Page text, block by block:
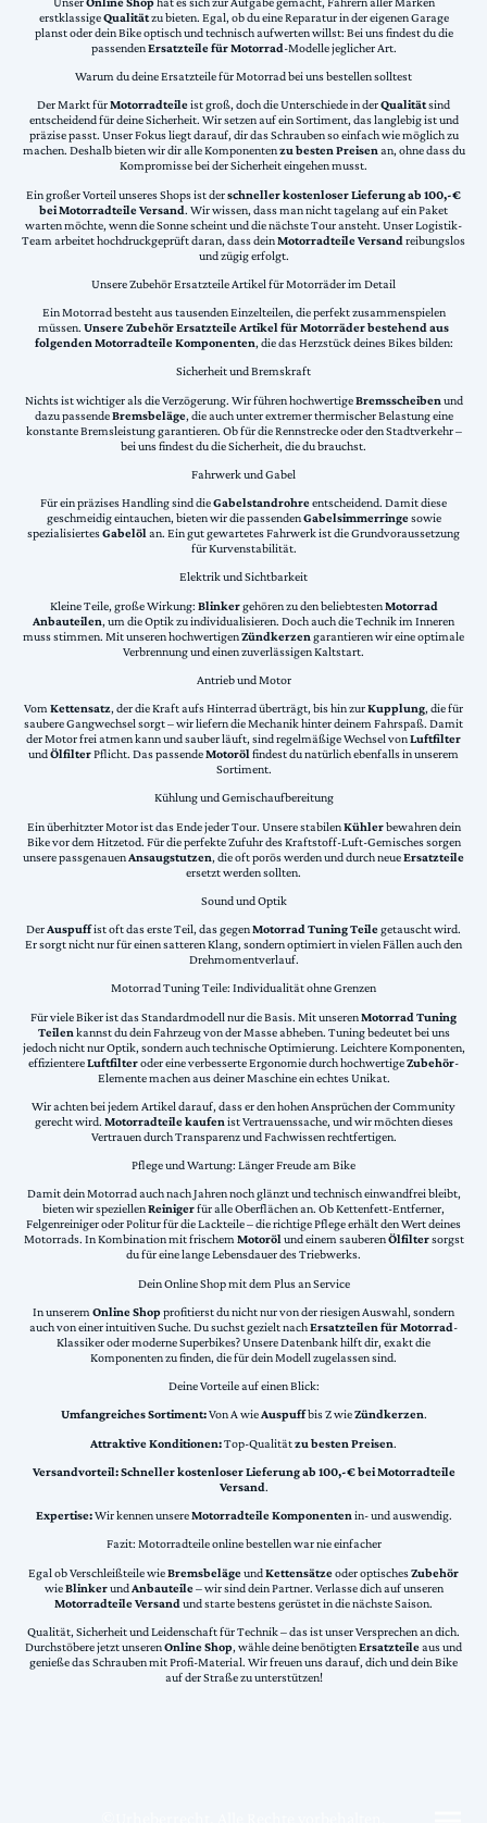
erstklassigeQualitätzu bieten. Egal, ob du eine Reparatur in der eigenen Garage
planst oder dein Bike optisch und technisch aufwerten willst: Bei uns findest du die
passendenErsatzteile für Motorrad-Modelle jeglicher Art.
Warum du deine Ersatzteile für Motorrad bei uns bestellen solltest
Der Markt fürMotorradteileist groß, doch die Unterschiede in derQualitätsind
entscheidend für deine Sicherheit. Wir setzen auf ein Sortiment, das langlebig ist und
präzise passt. Unser Fokus liegt darauf, dir das Schrauben so einfach wie möglich zu
machen. Deshalb bieten wir dir alle Komponentenzu besten Preisenan, ohne dass du
Kompromisse bei der Sicherheit eingehen musst.
Ein großer Vorteil unseres Shops ist derschneller kostenloser Lieferung ab 100,-€
bei Motorradteile Versand. Wir wissen, dass man nicht tagelang auf ein Paket
warten möchte, wenn die Sonne scheint und die nächste Tour ansteht. Unser Logistik-
Team arbeitet hochdruckgeprüft daran, dass deinMotorradteile Versand reibungslos
und zügig erfolgt.
Unsere Zubehör Ersatzteile Artikel für Motorräder im Detail
Ein Motorrad besteht aus tausenden Einzelteilen, die perfekt zusammenspielen
müssen. Unsere Zubehör Ersatzteile Artikel für Motorräder bestehend aus
folgenden Motorradteile Komponenten, die das Herzstück deines Bikes bilden:
Sicherheit und Bremskraft
Nichts ist wichtiger als die Verzögerung. Wir führen hochwertigeBremsscheiben und
dazu passendeBremsbeläge, die auch unter extremer thermischer Belastung eine
konstante Bremsleistung garantieren. Ob für die Rennstrecke oder den Stadtverkehr –
bei uns findest du die Sicherheit, die du brauchst.
Fahrwerk und Gabel
Für ein präzises Handling sind dieGabelstandrohreentscheidend. Damit diese
geschmeidig eintauchen, bieten wir die passendenGabelsimmerringesowie
spezialisiertesGabelölan. Ein gut gewartetes Fahrwerk ist die Grundvoraussetzung
für Kurvenstabilität.
Elektrik und Sichtbarkeit
Kleine Teile, große Wirkung: Blinkergehören zu den beliebtestenMotorrad
Anbauteilen, um die Optik zu individualisieren. Doch auch die Technik im Inneren
muss stimmen. Mit unseren hochwertigenZündkerzen garantieren wir eine optimale
Verbrennung und einen zuverlässigen Kaltstart.
Antrieb und Motor
VomKettensatz, der die Kraft aufs Hinterrad überträgt, bis hin zurKupplung, die für
saubere Gangwechsel sorgt – wir liefern die Mechanik hinter deinem Fahrspaß. Damit
der Motor frei atmen kann und sauber läuft, sind regelmäßige Wechsel vonLuftfilter
undÖlfilterPflicht. Das passendeMotorölfindest du natürlich ebenfalls in unserem
Sortiment.
Kühlung und Gemischaufbereitung
Ein überhitzter Motor ist das Ende jeder Tour. Unsere stabilenKühlerbewahren dein
Bike vor dem Hitzetod. Für die perfekte Zufuhr des Kraftstoff-Luft-Gemisches sorgen
unsere passgenauenAnsaugstutzen, die oft porös werden und durch neueErsatzteile
ersetzt werden sollten.
Sound und Optik
DerAuspuffist oft das erste Teil, das gegenMotorrad Tuning Teilegetauscht wird.
Er sorgt nicht nur für einen satteren Klang, sondern optimiert in vielen Fällen auch den
Drehmomentverlauf.
Motorrad Tuning Teile: Individualität ohne Grenzen
Für viele Biker ist das Standardmodell nur die Basis. Mit unserenMotorrad Tuning
Teilen kannst du dein Fahrzeug von der Masse abheben. Tuning bedeutet bei uns
jedoch nicht nur Optik, sondern auch technische Optimierung. Leichtere Komponenten,
effizientereLuftfilteroder eine verbesserte Ergonomie durch hochwertigeZubehör-
Elemente machen aus deiner Maschine ein echtes Unikat.
Wir achten bei jedem Artikel darauf, dass er den hohen Ansprüchen der Community
gerecht wird. Motorradteile kaufen ist Vertrauenssache, und wir möchten dieses
Vertrauen durch Transparenz und Fachwissen rechtfertigen.
Pflege und Wartung: Länger Freude am Bike
Damit dein Motorrad auch nach Jahren noch glänzt und technisch einwandfrei bleibt,
bieten wir speziellenReinigerfür alle Oberflächen an. Ob Kettenfett-Entferner,
Felgenreiniger oder Politur für die Lackteile – die richtige Pflege erhält den Wert deines
Motorrads. In Kombination mit frischemMotorölund einem sauberenÖlfiltersorgst
du für eine lange Lebensdauer des Triebwerks.
Dein Online Shop mit dem Plus an Service
In unserem Online Shopprofitierst du nicht nur von der riesigen Auswahl, sondern
auch von einer intuitiven Suche. Du suchst gezielt nachErsatzteilen für Motorrad-
Klassiker oder moderne Superbikes? Unsere Datenbank hilft dir, exakt die
Komponenten zu finden, die für dein Modell zugelassen sind.
Deine Vorteile auf einen Blick:
Umfangreiches Sortiment:Von A wieAuspuffbis Z wieZündkerzen.
Attraktive Konditionen:Top-Qualitätzu besten Preisen.
Versandvorteil:Schneller kostenloser Lieferung ab 100,-€ bei Motorradteile
Versand.
Expertise:Wir kennen unsereMotorradteile Komponentenin- und auswendig.
Fazit: Motorradteile online bestellen war nie einfacher
Egal ob Verschleißteile wieBremsbelägeundKettensätzeoder optischesZubehör
wieBlinkerundAnbauteile– wir sind dein Partner. Verlasse dich auf unseren
Motorradteile Versand und starte bestens gerüstet in die nächste Saison.
Qualität, Sicherheit und Leidenschaft für Technik – das ist unser Versprechen an dich.
Durchstöbere jetzt unserenOnline Shop, wähle deine benötigtenErsatzteileaus und
genieße das Schrauben mit Profi-Material. Wir freuen uns darauf, dich und dein Bike
auf der Straße zu unterstützen!